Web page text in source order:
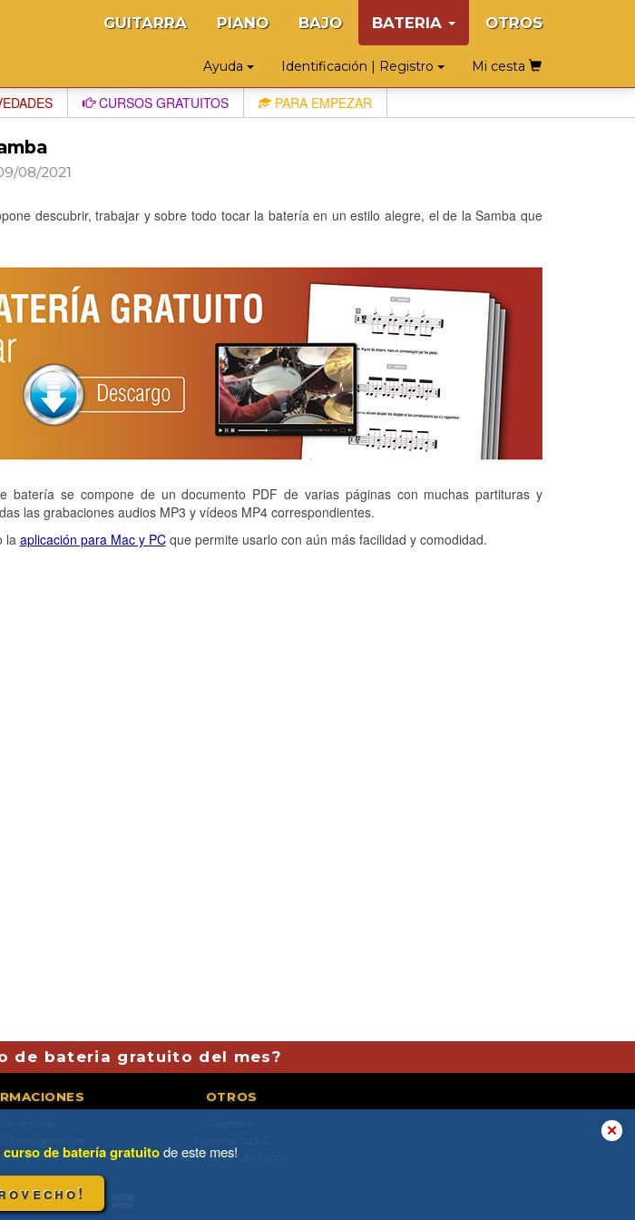
GUITARRA PIANO BAJO BATERIA OTROS
Ayuda Identificación | Registro Mi cesta
CURSOS GRATUITOS PARA EMPEZAR
08/2021
descubrir, trabajar y sobre todo tocar la batería en un estilo alegre, el de la Samba que
batería se compone de un documento PDF de varias páginas con muchas partituras y
las grabaciones audios MP3 y vídeos MP4 correspondientes.
laaplicación para Mac y PCque permite usarlo con aún más facilidad y comodidad.
de bateria gratuito del mes?
& descuentos
OTROS
Derechos de utilización
✕
curso de batería gratuitode este mes!